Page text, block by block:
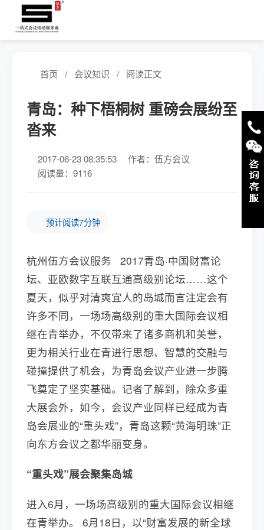
首页 / 会议知识 / 阅读正文
青岛：种下梧桐树 重磅会展纷至
沓来
2017-06-23 08:35:53
作者：伍方会议
阅读量：9116
预计阅读7分钟
杭州伍方会议服务 2017青岛·中国财富论
坛、亚欧数字互联互通高级别论坛……这个
夏天，似乎对清爽宜人的岛城而言注定会有
许多不同，一场场高级别的重大国际会议相
继在青举办，不仅带来了诸多商机和美誉，
更为相关行业在青进行思想、智慧的交融与
碰撞提供了机会，为青岛会议产业进一步腾
飞奠定了坚实基础。记者了解到，除众多重
大展会外，如今，会议产业同样已经成为青
岛会展业的“重头戏”，青岛这颗“黄海明珠”正
向东方会议之都华丽变身。
“重头戏”展会聚集岛城
进入6月，一场场高级别的重大国际会议相继
在青举办。 6月18日，以“财富发展的新全球